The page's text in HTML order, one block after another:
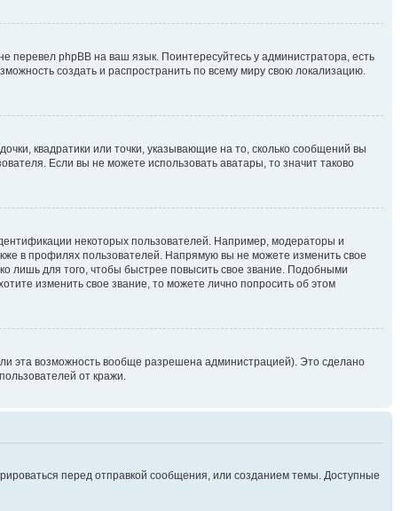
перевел phpBB на ваш язык. Поинтересуйтесь у администратора, есть
создать и распространить по всему миру свою локализацию.
квадратики или точки, указывающие на то, сколько сообщений вы
Если вы не можете использовать аватары, то значит таково
некоторых пользователей. Например, модераторы и
в профилях пользователей. Напрямую вы не можете изменить свое
лишь для того, чтобы быстрее повысить свое звание. Подобными
изменить свое звание, то можете лично попросить об этом
эта возможность вообще разрешена администрацией). Это сделано
от кражи.
перед отправкой сообщения, или созданием темы. Доступные